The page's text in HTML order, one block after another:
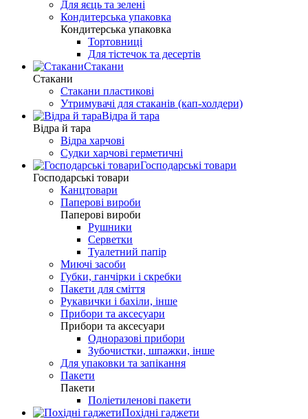
Для яєць та зелені
Кондитерська упаковка
Кондитерська упаковка
Тортовниці
Для тістечок та десертів
Стакани
Стакани
Стакани пластикові
Утримувачі для стаканів (кап-холдери)
Відра й тара
Відра й тара
Відра харчові
Судки харчові герметичні
Господарські товари
Господарські товари
Канцтовари
Паперові вироби
Паперові вироби
Рушники
Серветки
Туалетний папір
Миючі засоби
Губки, ганчірки і скребки
Пакети для сміття
Рукавички і бахіли, інше
Прибори та аксесуари
Прибори та аксесуари
Одноразові прибори
Зубочистки, шпажки, інше
Для упаковки та запікання
Пакети
Пакети
Поліетиленові пакети
Похідні гаджети